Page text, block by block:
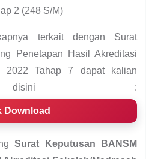
2 (248 S/M)
terkait dengan Surat
Penetapan Hasil Akreditasi
2022 Tahap 7 dapat kalian
disini :
Download
Surat Keputusan BANSM